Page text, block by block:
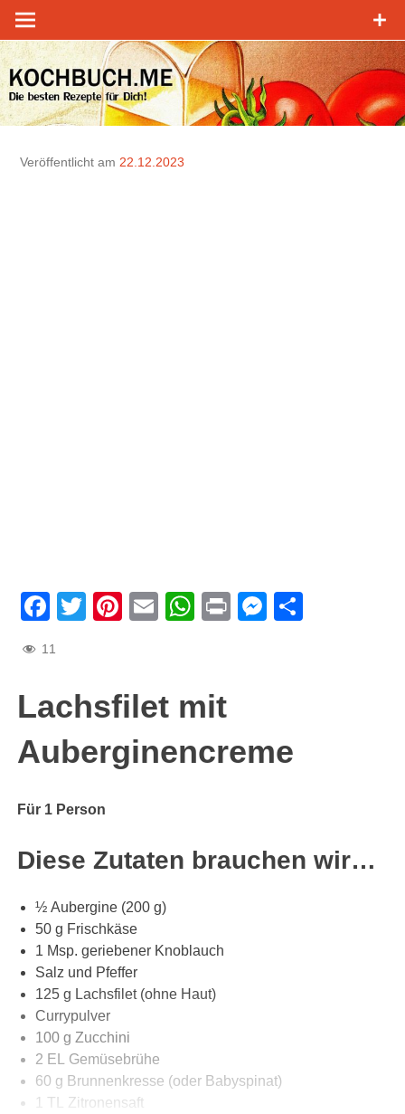
Zum
Inhalt
springen
Veröffentlicht am 22.12.2023
Facebook
TwitterPinterest
EmailWhatsApp
Print
11
Lachsfilet mit
Auberginencreme
Für 1 Person
Diese Zutaten brauchen wir…
½Aubergine (200 g)
50 g Frischkäse
1 Msp. geriebener Knoblauch
Salz und Pfeffer
125 g Lachsfilet(ohne Haut)
Currypulver
100 gZucchini
2 EL Gemüsebrühe
60 g Brunnenkresse (oder Babyspinat)
1 TL Zitronensaft